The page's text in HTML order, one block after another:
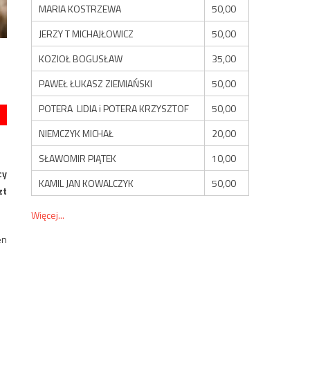
MARIA KOSTRZEWA
50,00
JERZY T MICHAJŁOWICZ
50,00
KOZIOŁ BOGUSŁAW
35,00
PAWEŁ ŁUKASZ ZIEMIAŃSKI
50,00
POTERA LIDIA i POTERA KRZYSZTOF
50,00
NIEMCZYK MICHAŁ
20,00
SŁAWOMIR PIĄTEK
10,00
KAMIL JAN KOWALCZYK
50,00
Więcej...